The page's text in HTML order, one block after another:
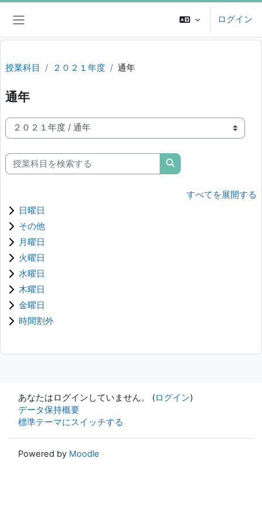
メインコンテンツへスキップする
ログイン
授業科目 ２０２１年度 通年
通年
授業科目カテゴリ
授業科目を検索する
授業科目を検索する
すべてを展開する
日曜日
その他
月曜日
火曜日
水曜日
木曜日
金曜日
時間割外
あなたはログインしていません。 (ログイン)
データ保持概要
標準テーマにスイッチする
Powered by Moodle